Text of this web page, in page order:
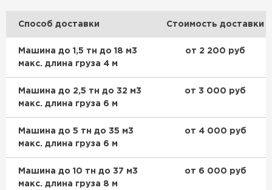
Способ доставки Стоимость доставки
Машина до 1,5 тн до 18 м3
макс. длина груза 4 м
от 2 200 руб
Машина до 2,5 тн до 32 м3
макс. длина груза 6 м
от 3 000 руб
Машина до 5 тн до 35 м3
макс. длина груза 6 м
от 4 000 руб
Машина до 10 тн до 37 м3
макс. длина груза 8 м
от 6 000 руб